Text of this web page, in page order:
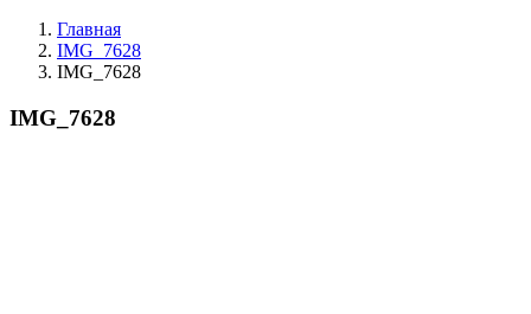
Главная
IMG_7628
IMG_7628
IMG_7628